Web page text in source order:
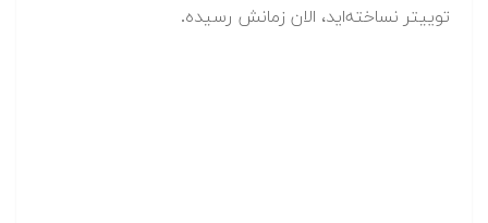
توییتر نساخته‌اید، الان زمانش رسیده.